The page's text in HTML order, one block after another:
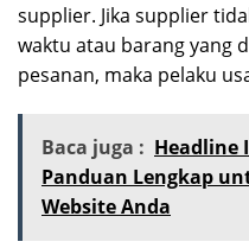
supplier. Jika supplier
waktu atau barang yang
pesanan, maka pelaku
Baca juga : Headline
Panduan Lengkap
Website Anda